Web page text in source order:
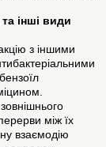
інші види
з іншими
між їх
взаємодію